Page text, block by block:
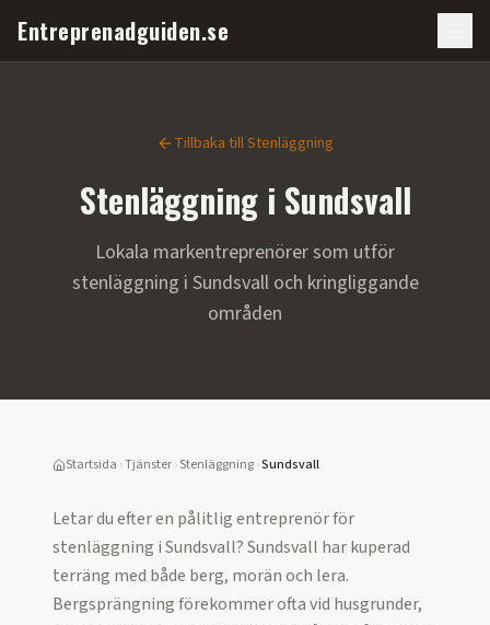
Entreprenadguiden.se
Tillbaka tillStenläggning
Stenläggningi Sundsvall
Lokala markentreprenörer som utför
stenläggning i Sundsvalloch kringliggande
områden
Startsida ›Tjänster›Stenläggning›Sundsvall
Letar du efter en pålitlig entreprenör för
stenläggning iSundsvall?Sundsvall har kuperad
terräng med både berg, morän och lera.
Bergsprängning förekommer ofta vid husgrunder,